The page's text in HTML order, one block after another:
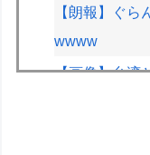
【朗報】ぐ
wwww
【画像】台湾